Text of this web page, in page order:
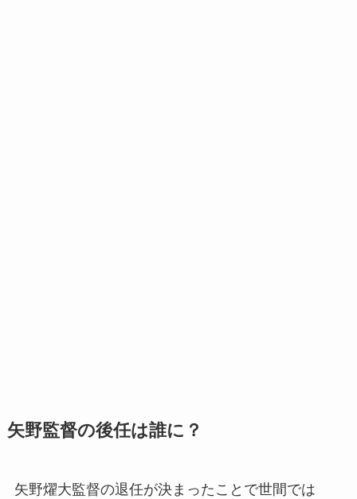
矢野監督の後任は誰に？
矢野燿大監督の退任が決まったことで世間では